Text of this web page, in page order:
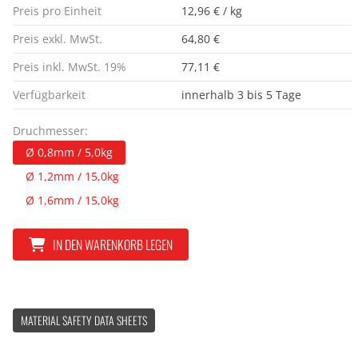
Preis pro Einheit
12,96 € / kg
Preis exkl. MwSt.
64,80 €
Preis inkl. MwSt. 19%
77,11 €
Verfügbarkeit
innerhalb 3 bis 5 Tage
Druchmesser:
Ø 0,8mm / 5,0kg
Ø 1,2mm / 15,0kg
Ø 1,6mm / 15,0kg
IN DEN WARENKORB LEGEN
MATERIAL SAFETY DATA SHEETS